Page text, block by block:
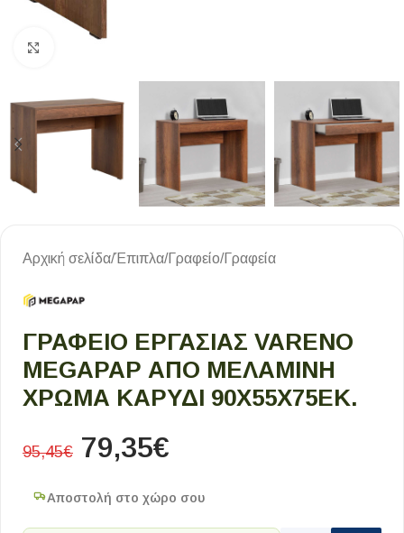
Αρχική σελίδα/Έπιπλα/Γραφείο/Γραφεία
ΓΡΑΦΕΊΟ ΕΡΓΑΣΊΑΣ VARENO
MEGAPAP ΑΠΌ ΜΕΛΑΜΊΝΗ
ΧΡΏΜΑ ΚΑΡΥΔΊ 90X55X75ΕΚ.
95,45€ 79,35€
Αποστολή στο χώρο σου